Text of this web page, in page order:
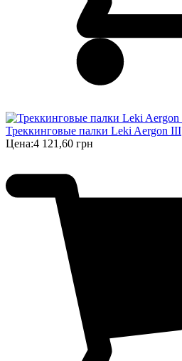
Треккинговые палки Leki Aergon III
Цена:4 121,60 грн